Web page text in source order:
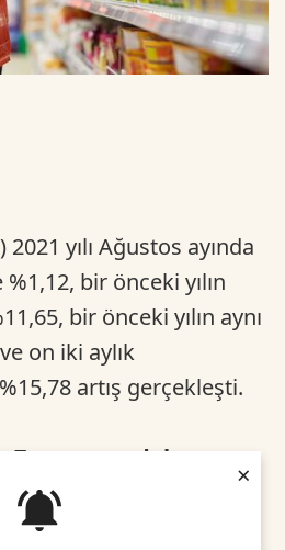
×
yılı Ağustos ayında
bir önceki yılın
bir önceki yılın aynı
on iki aylık
artış gerçekleşti.
7 ana grup daha
yüksek değişim